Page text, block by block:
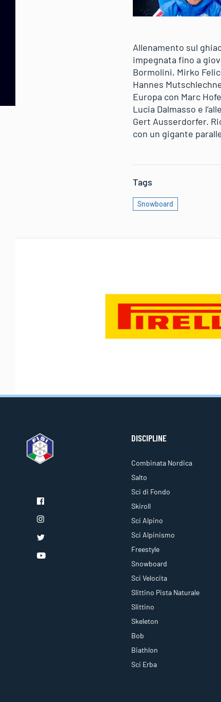
Allenamento sul
impegnata fino a
Bormolini, Mirko
Hannes
Europa con Marc
Lucia Dalmasso e
Gert Ausserdorfer.
con un gigante
Tags
Snowboard
DISCIPLINE
Combinata Nordica
Salto
Sci di Fondo
Skiroll
Sci Alpino
Sci Alpinismo
Freestyle
Snowboard
Sci Velocita
Slittino Pista Naturale
Slittino
Skeleton
Bob
Biathlon
Sci Erba